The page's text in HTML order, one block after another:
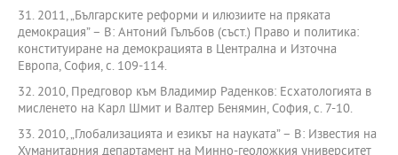
31. 2011, „Българските реформи и илюзиите на пряката
демокрация” – В: Антоний Гълъбов (съст.) Право и политика:
конституиране на демокрацията в Централна и Източна
Европа, София, с. 109-114.
32. 2010, Предговор към Владимир Раденков: Есхатологията в
мисленето на Карл Шмит и Валтер Бенямин, София, с. 7-10.
33. 2010, „Глобализацията и езикът на науката” – В: Известия на